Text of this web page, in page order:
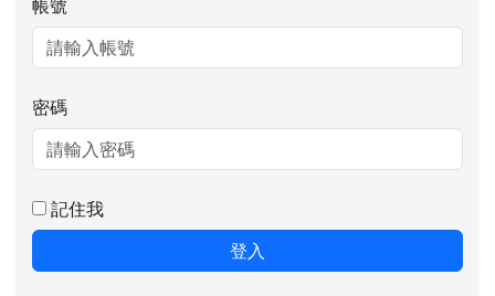
帳號
密碼
記住我
登入